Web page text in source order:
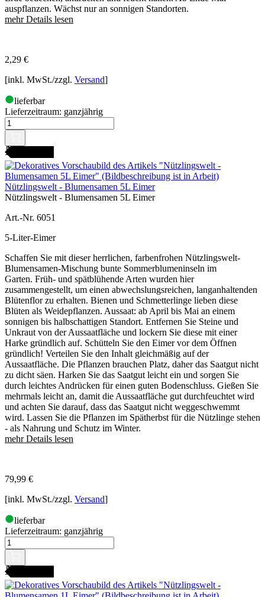
auspflanzen. Wächst nur an sonnigen Standorten.
mehr Details lesen
2,29 €
[inkl. MwSt./zzgl. Versand]
lieferbar
Lieferzeitraum: ganzjährig
Nützlingswelt - Blumensamen 5L Eimer
Nützlingswelt - Blumensamen 5L Eimer
Art.-Nr. 6051
5-Liter-Eimer
Schaffen Sie mit dieser herrlichen, farbenfrohen Nützlingswelt-
Blumensamen-Mischung bunte Sommerblumeninseln im
Garten. Früh- und spätblühende Arten wurden hier
zusammengestellt, um einen abwechslungsreichen, langanhaltenden
Blütenflor zu erhalten. Bienen und Schmetterlinge lieben diese
Blüten als Weidepflanzen. Aussaat: ab April bis Mai an einem
sonnigen bis halbschattigen Standort. Entfernen Sie Steine und
Unkraut von der Aussaatfläche und lockern Sie diese mit einer
Harke gründlich auf. Schütteln Sie den Eimer vor dem Öffnen
gründlich! Verteilen Sie den Inhalt gleichmäßig auf der
Aussaatfläche. Die Pflanzen brauchen Platz, daher das Saatgut nicht
zu dicht säen. Harken Sie das Saatgut leicht ein und sorgen Sie
durch leichtes Andrücken für einen guten Bodenschluss. Gießen Sie
mehrmals leicht an, damit die Aussaatfläche gut durchfeuchtet wird
und achten Sie darauf, dass das Saatgut nicht weggeschwemmt
wird. Lassen Sie die Pflanzen im Spätherbst für die Nützlinge stehen
- als Nahrung und Schutz im Winter.
mehr Details lesen
79,99 €
[inkl. MwSt./zzgl. Versand]
lieferbar
Lieferzeitraum: ganzjährig